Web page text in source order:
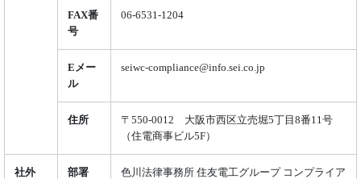
FAX番
号
06-6531-1204
Eメー
ル
seiwc-compliance@info.sei.co.jp
住所
〒550-0012 大阪市西区立売堀5丁目8番11号
（住電商事ビル5F）
社外 部署
色川法律事務所 住友電工グループ コンプライア